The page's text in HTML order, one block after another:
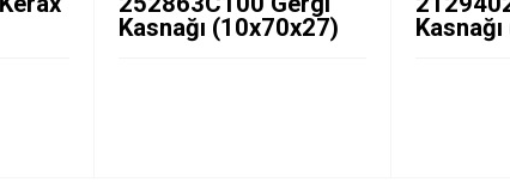
Kasnağı (10x70x27)